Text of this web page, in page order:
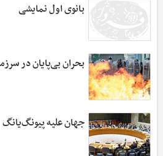
بانوی اول نمایشی
بحران بی‌پایان در
جهان علیه پیونگ‌یانگ